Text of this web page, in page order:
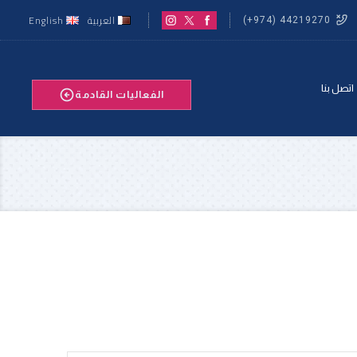
44219270 (974+) العربية English
اتصل بنا
الفعاليات القادمة